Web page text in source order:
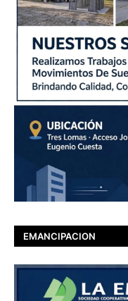
EMANCIPACION